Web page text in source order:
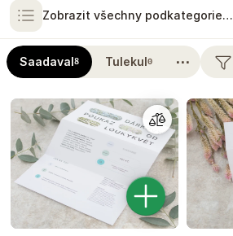
Zobrazit všechny podkategorie…
Saadaval8 Tulekul0 ⋯